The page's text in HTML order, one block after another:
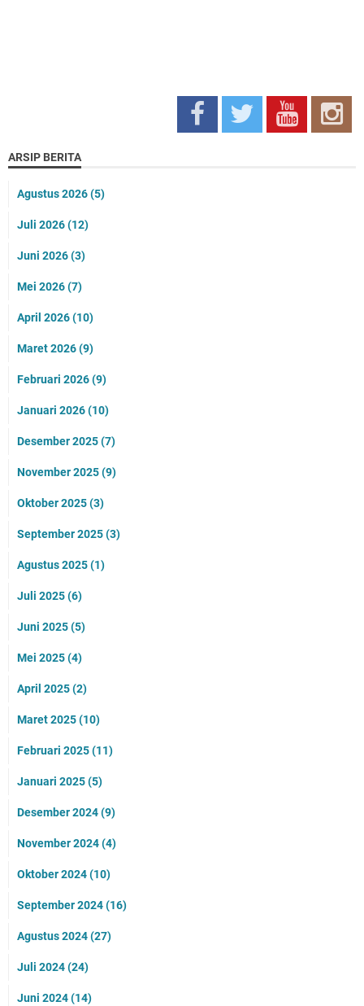
ARSIP BERITA
Agustus 2026(5)
Juli 2026(12)
Juni 2026(3)
Mei 2026(7)
April 2026(10)
Maret 2026(9)
Februari 2026(9)
Januari 2026(10)
Desember 2025(7)
November 2025(9)
Oktober 2025(3)
September 2025(3)
Agustus 2025(1)
Juli 2025(6)
Juni 2025(5)
Mei 2025(4)
April 2025(2)
Maret 2025(10)
Februari 2025(11)
Januari 2025(5)
Desember 2024(9)
November 2024(4)
Oktober 2024(10)
September 2024(16)
Agustus 2024(27)
Juli 2024(24)
Juni 2024(14)